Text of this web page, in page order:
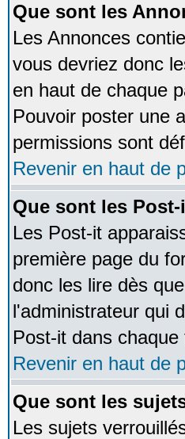
Que sont les
Les Annonces
vous devriez donc
en haut de chaque
Pouvoir poster une
permissions sont
Revenir en haut de
Que sont les
Les Post-it
première page du
donc les lire dès
l'administrateur qui
Post-it dans chaque
Revenir en haut de
Que sont les
Les sujets